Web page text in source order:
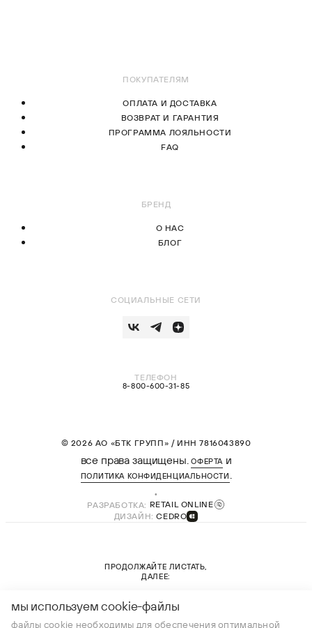
СОЦИАЛЬНЫЕ СЕТИ
ТЕЛЕФОН
8-800-600-31-85
ПОКУПАТЕЛЯМ
ОПЛАТА И ДОСТАВКА
ВОЗВРАТ И ГАРАНТИЯ
ПРОГРАММА ЛОЯЛЬНОСТИ
FAQ
БРЕНД
О НАС
БЛОГ
© 2026 АО «БТК ГРУПП» / ИНН 7816043890
все права защищены.ОФЕРТА и
ПОЛИТИКА КОНФИДЕНЦИАЛЬНОСТИ
РАЗРАБОТКА: RETAIL ONLINE
ДИЗАЙН:CEDRO
ПРОДОЛЖАЙТЕ ЛИСТАТЬ,
ДАЛЕЕ:
новая коллекция
мы используем cookie-файлы
файлы cookie необходимы для обеспечения оптимальной